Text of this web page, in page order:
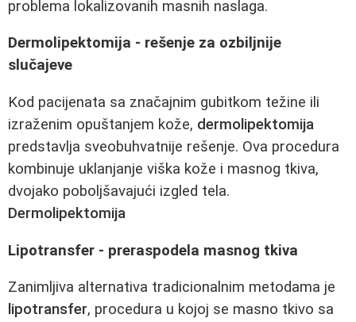
problema lokalizovanih masnih naslaga.
Dermolipektomija - rešenje za ozbiljnije
slučajeve
Kod pacijenata sa značajnim gubitkom težine ili
izraženim opuštanjem kože, dermolipektomija
predstavlja sveobuhvatnije rešenje. Ova procedura
kombinuje uklanjanje viška kože i masnog tkiva,
dvojako poboljšavajući izgled tela.
Dermolipektomija
Lipotransfer - preraspodela masnog tkiva
Zanimljiva alternativa tradicionalnim metodama je
lipotransfer, procedura u kojoj se masno tkivo sa